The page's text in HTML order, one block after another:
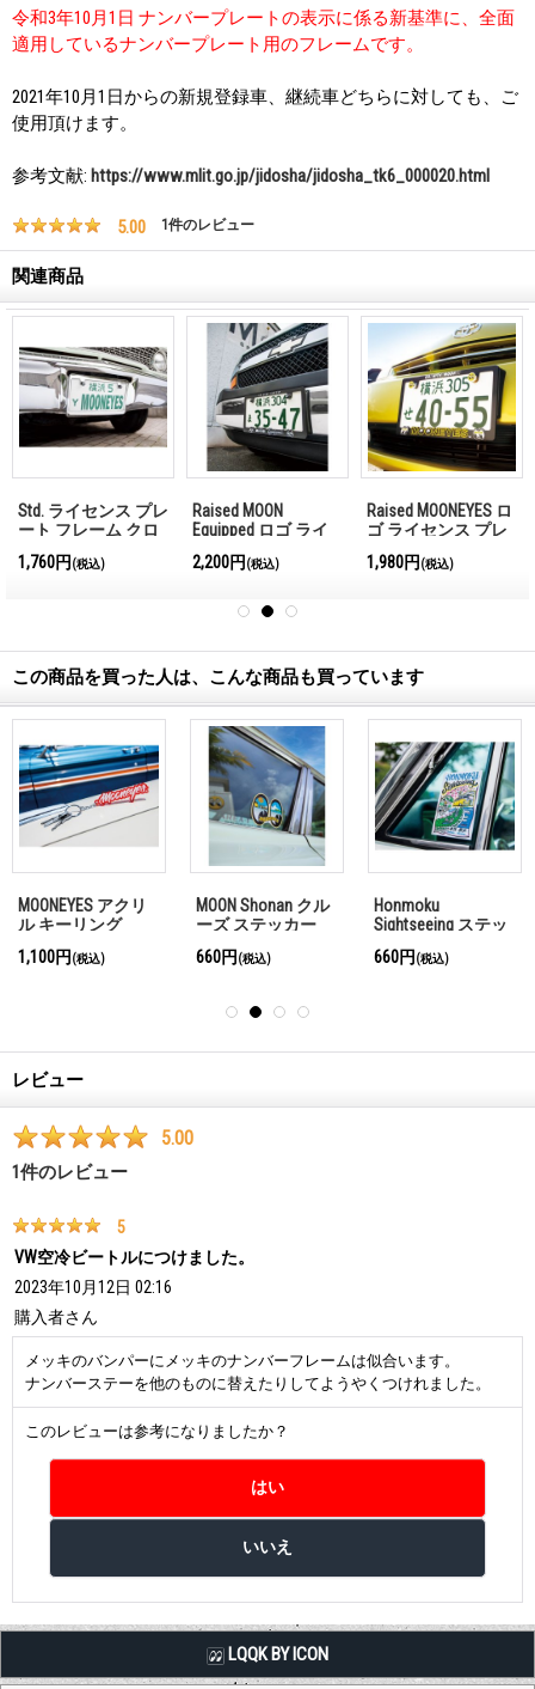
令和3年10月1日 ナンバープレートの表示に係る新基準に、全面
適用しているナンバープレート用のフレームです。
2021年10月1日からの新規登録車、継続車どちらに対しても、ご
使用頂けます。
参考文献: https://www.mlit.go.jp/jidosha/jidosha_tk6_000020.html
5.00 1件のレビュー
関連商品
Std. ライセンス プレ
ート フレーム クロ
【MG058】
1,760円 (税込)
Raised MOON
Equipped ロゴ ライ
レーム
2,200円 (税込)
Raised MOONEYES ロ
ゴ ライセンス プレ
JPN サイズ
1,980円 (税込)
この商品を買った人は、こんな商品も買っています
MOONEYES アクリ
ル キーリング
1,100円 (税込)
MOON Shonan クル
ーズ ステッカー
660円 (税込)
Honmoku
Sightseeing ステッ
660円 (税込)
レビュー
5.00
1件のレビュー
5
VW空冷ビートルにつけました。
2023年10月12日 02:16
購入者さん
メッキのバンパーにメッキのナンバーフレームは似合います。
ナンバーステーを他のものに替えたりしてようやくつけれました。
このレビューは参考になりましたか？
LQQK BY ICON